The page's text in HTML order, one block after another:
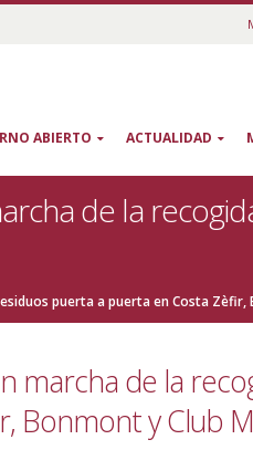
ABIERTO ACTUALIDAD
de la
puerta a puerta en Costa
marcha de la
Bonmont y Club